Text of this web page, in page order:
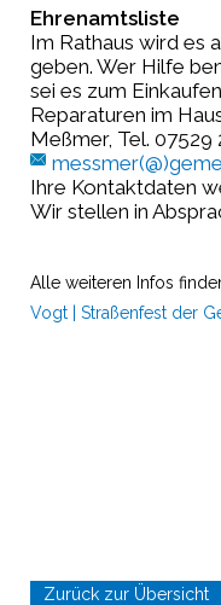
Ehrenamtsliste
Im Rathaus wird es
geben. Wer Hilfe
sei es zum
Reparaturen im
Meßmer, Tel.
Ihre Kontaktdaten
Wir stellen in
Alle weiteren Infos
Vogt | Straßenfest der
Zurück zur Übersicht